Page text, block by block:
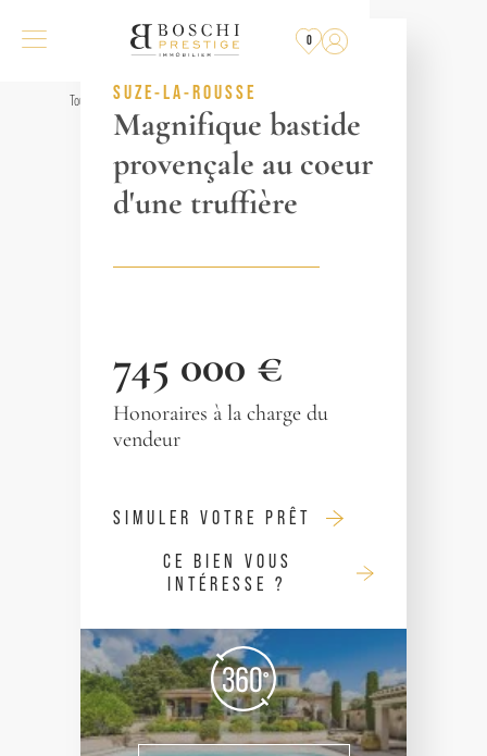
0
Tous les biensSUZE-LA-ROUSSE
Magnifique bastide
provençale au coeur
d'une truffière
745 000 €
Honoraires à la charge du
vendeur
SIMULER VOTRE PRÊT
CE BIEN VOUS
INTÉRESSE ?